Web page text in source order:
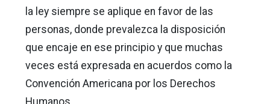
la ley siempre se aplique en favor de las
personas, donde prevalezca la disposición
que encaje en ese principio y que muchas
veces está expresada en acuerdos como la
Convención Americana por los Derechos
Humanos.